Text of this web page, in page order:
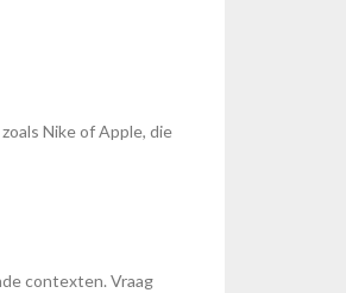
Nike of Apple, die
contexten. Vraag